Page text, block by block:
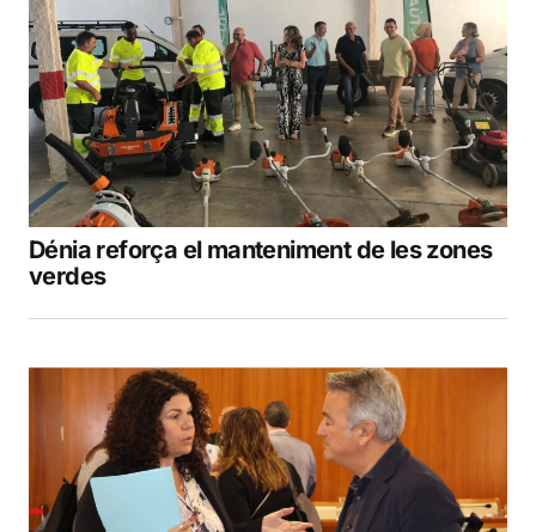
Dénia reforça el manteniment de les zones
verdes